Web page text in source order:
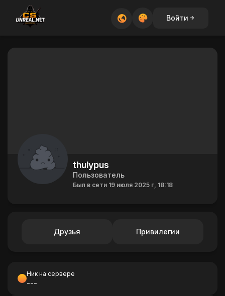
Войти
thulypus
Пользователь
Был в сети 19 июля 2025 г, 18:18
Друзья Привилегии
Ник на сервере
---